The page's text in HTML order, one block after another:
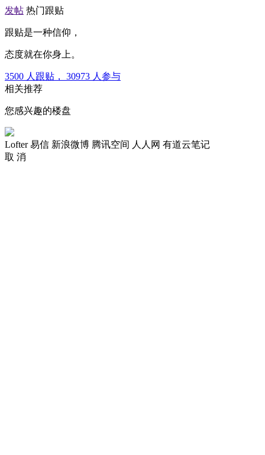
发帖 热门跟贴
跟贴是一种信仰，
态度就在你身上。
3500 人跟贴， 30973 人参与
相关推荐
您感兴趣的楼盘
Lofter 易信 新浪微博 腾讯空间 人人网 有道云笔记
取 消